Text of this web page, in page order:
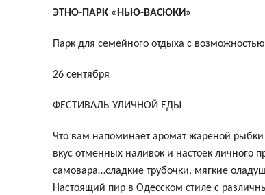
ЭТНО-ПАРК «НЬЮ-ВАСЮКИ»
Парк для семейного отдыха с
26 сентября
ФЕСТИВАЛЬ УЛИЧНОЙ ЕДЫ
Что вам напоминает аромат жареной
вкус отменных наливок и настоек личного
самовара…сладкие трубочки, мягкие
Настоящий пир в Одесском стиле с